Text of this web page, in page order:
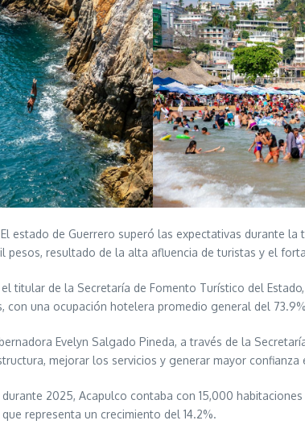
estado de Guerrero superó las expectativas durante
pesos, resultado de la alta afluencia de turistas y el
titular de la Secretaría de Fomento Turístico del
con una ocupación hotelera promedio general del
Evelyn Salgado Pineda, a través de la
mejorar los servicios y generar mayor confianza
2025, Acapulco contaba con 15,000
representa un crecimiento del 14.2%.